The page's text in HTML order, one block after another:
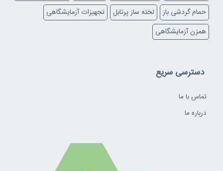
حمام گردشی باز
لخته ساز پرتابل
تجهیزات آزمایشگاهی
همزن آزمایشگاهی
دسترسی سریع
تماس با ما
درباره ما